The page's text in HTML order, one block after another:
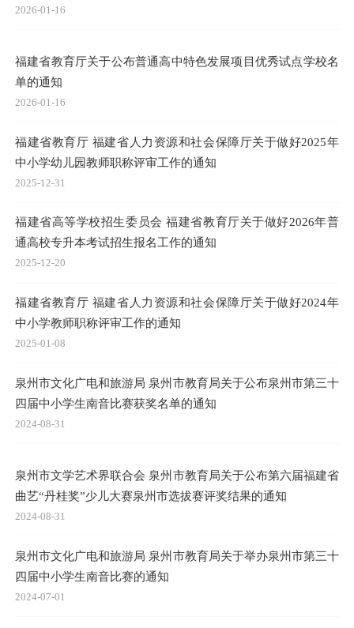
2026-01-16
福建省教育厅关于公布普通高中特色发展项目优秀试点学校名
单的通知
2026-01-16
福建省教育厅 福建省人力资源和社会保障厅关于做好2025年
中小学幼儿园教师职称评审工作的通知
2025-12-31
福建省高等学校招生委员会 福建省教育厅关于做好2026年普
通高校专升本考试招生报名工作的通知
2025-12-20
福建省教育厅 福建省人力资源和社会保障厅关于做好2024年
中小学教师职称评审工作的通知
2025-01-08
泉州市文化广电和旅游局 泉州市教育局关于公布泉州市第三十
四届中小学生南音比赛获奖名单的通知
2024-08-31
泉州市文学艺术界联合会 泉州市教育局关于公布第六届福建省
曲艺“丹桂奖”少儿大赛泉州市选拔赛评奖结果的通知
2024-08-31
泉州市文化广电和旅游局 泉州市教育局关于举办泉州市第三十
四届中小学生南音比赛的通知
2024-07-01